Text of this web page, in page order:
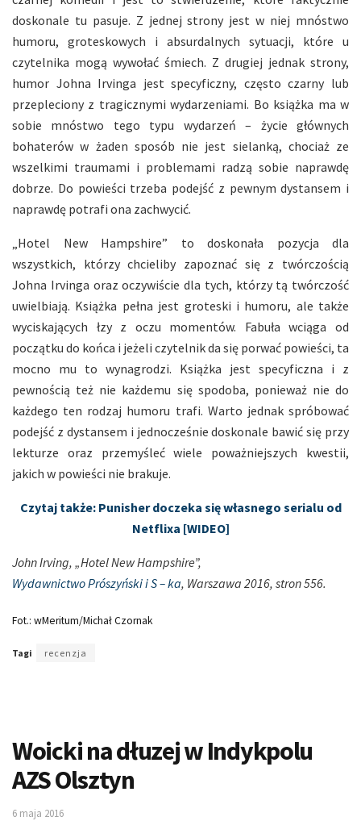
doskonale tu pasuje. Z jednej strony jest w niej mnóstwo
humoru, groteskowych i absurdalnych sytuacji, które u
czytelnika mogą wywołać śmiech. Z drugiej jednak strony,
humor Johna Irvinga jest specyficzny, często czarny lub
przepleciony z tragicznymi wydarzeniami. Bo książka ma w
sobie mnóstwo tego typu wydarzeń – życie głównych
bohaterów w żaden sposób nie jest sielanką, chociaż ze
wszelkimi traumami i problemami radzą sobie naprawdę
dobrze. Do powieści trzeba podejść z pewnym dystansem i
naprawdę potrafi ona zachwycić.
„Hotel New Hampshire” to doskonała pozycja dla
wszystkich, którzy chcieliby zapoznać się z twórczością
Johna Irvinga oraz oczywiście dla tych, którzy tą twórczość
uwielbiają. Książka pełna jest groteski i humoru, ale także
wyciskających łzy z oczu momentów. Fabuła wciąga od
początku do końca i jeżeli czytelnik da się porwać powieści, ta
mocno mu to wynagrodzi. Książka jest specyficzna i z
pewnością też nie każdemu się spodoba, ponieważ nie do
każdego ten rodzaj humoru trafi. Warto jednak spróbować
podejść z dystansem i jednocześnie doskonale bawić się przy
lekturze oraz przemyśleć wiele poważniejszych kwestii,
jakich w powieści nie brakuje.
Czytaj także: Punisher doczeka się własnego serialu od
Netflixa [WIDEO]
John Irving, „Hotel New Hampshire”,
Wydawnictwo Prószyński i S – ka, Warszawa 2016, stron 556.
Fot.: wMeritum/Michał Czornak
Tagi recenzja
Woicki na dłuzej w Indykpolu
AZS Olsztyn
6 maja 2016